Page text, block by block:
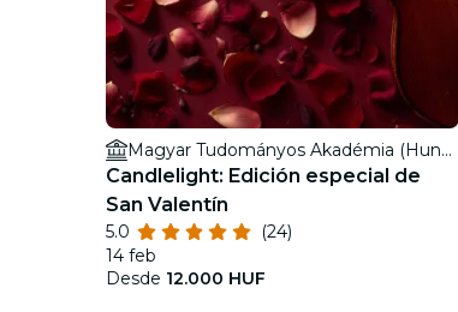
Magyar Tudományos Akadémia (Hungarian Academy of Sciences)
Candlelight: Edición especial de
San Valentín
5.0
(24)
14 feb
Desde 12.000 HUF